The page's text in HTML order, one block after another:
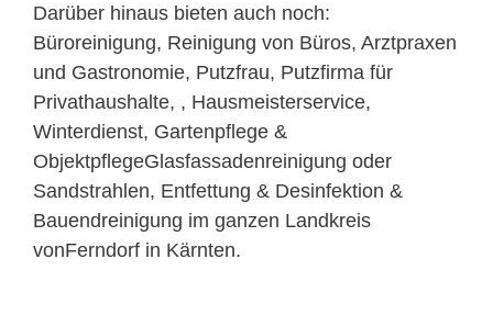
Darüber hinaus bieten auch noch:
Büroreinigung, Reinigung von Büros, Arztpraxen
und Gastronomie, Putzfrau, Putzfirma für
Privathaushalte, , Hausmeisterservice,
Winterdienst, Gartenpflege &
ObjektpflegeGlasfassadenreinigung oder
Sandstrahlen, Entfettung & Desinfektion &
Bauendreinigung im ganzen Landkreis
vonFerndorf in Kärnten.